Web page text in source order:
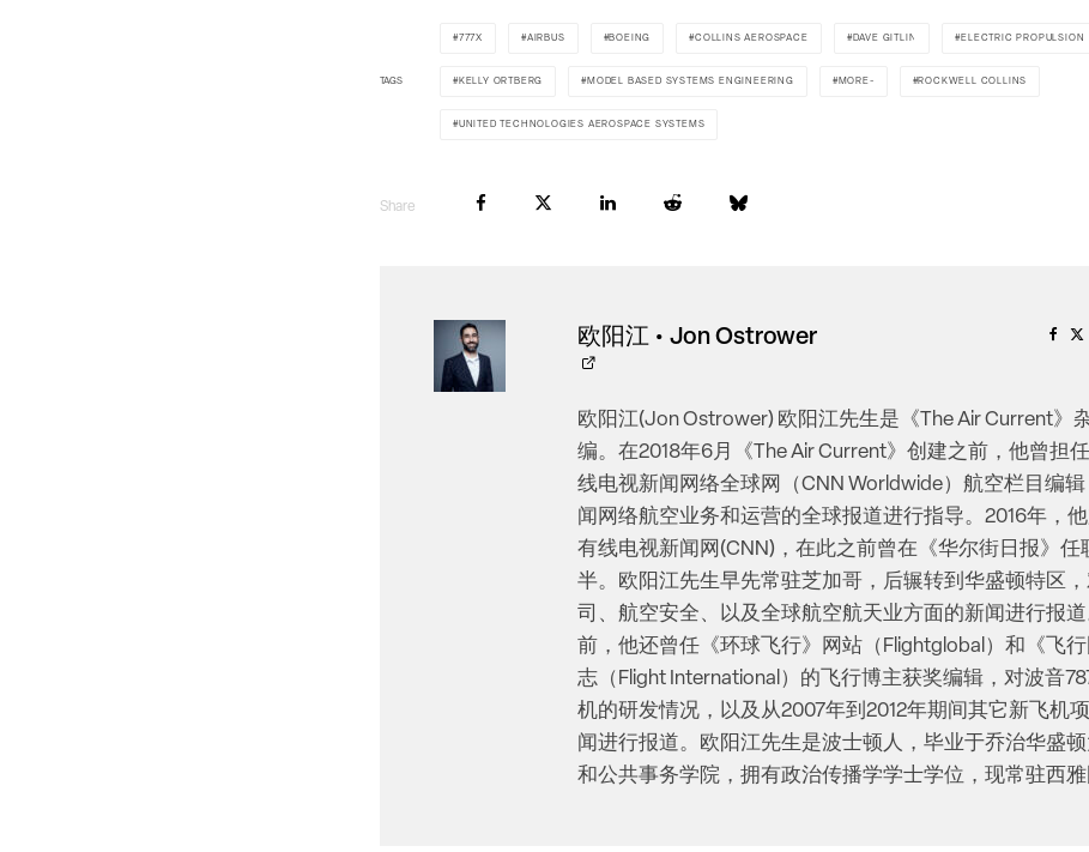
TAGS
777X AIRBUS BOEING COLLINS AEROSPACE DAVE GITLIN ELECTRIC PROPULSION
KELLY ORTBERG MODEL BASED SYSTEMS ENGINEERING MORE- ROCKWELL COLLINS
UNITED TECHNOLOGIES AEROSPACE SYSTEMS
Share
欧阳江 • Jon Ostrower
欧阳江(Jon Ostrower) 欧阳江先生是《The Air Current》
编。在2018年6月《The Air Current》创建之前，他曾担
线电视新闻网络全球网（CNN Worldwide）航空栏目编
闻网络航空业务和运营的全球报道进行指导。2016年，
有线电视新闻网(CNN)，在此之前曾在《华尔街日报》任
半。欧阳江先生早先常驻芝加哥，后辗转到华盛顿特区
司、航空安全、以及全球航空航天业方面的新闻进行报
前，他还曾任《环球飞行》网站（Flightglobal）和《飞
志（Flight International）的飞行博主获奖编辑，对波音
机的研发情况，以及从2007年到2012年期间其它新飞机
闻进行报道。欧阳江先生是波士顿人，毕业于乔治华盛
和公共事务学院，拥有政治传播学学士学位，现常驻西雅